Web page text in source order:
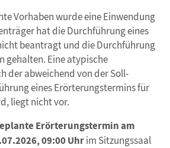
Vorhaben wurde eine Einwendung
hat die Durchführung eines
beantragt und die Durchführung
gehalten. Eine atypische
der abweichend von der Soll-
eines Erörterungstermins für
liegt nicht vor.
Erörterungstermin am
09:00 Uhrim Sitzungssaal